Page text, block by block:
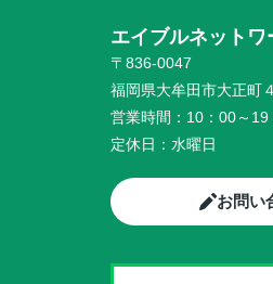
エイブルネット
〒836-0047
福岡県大牟田市大正町
営業時間： 10：00～19
定休日： 水曜日
お問い